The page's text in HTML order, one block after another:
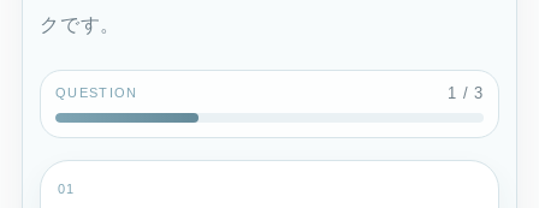
クです。
QUESTION 1 / 3
01